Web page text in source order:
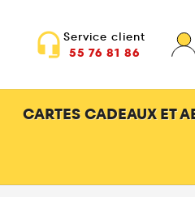
headset_mic Service client
55 76 81 86
CARTES CADEAUX ET